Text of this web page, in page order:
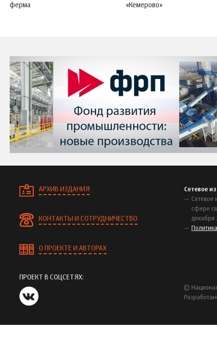
ферма
«Кемерово»
АРХИВ ИЗДАНИЯ
КОНТАКТЫ И СОТРУДНИЧЕСТВО
О ПРОЕКТЕ И АВТОРАХ
Сетевое
Сетевое
сфере
декабря
ПРОЕКТ В СОЦСЕТЯХ:
©